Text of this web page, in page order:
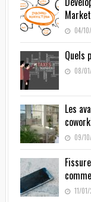
04/
Quels
08/
Les
09/
11/01/